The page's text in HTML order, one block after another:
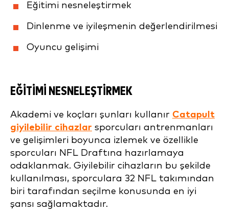
Eğitimi nesneleştirmek
Dinlenme ve iyileşmenin değerlendirilmesi
Oyuncu gelişimi
EĞITIMI NESNELEŞTIRMEK
Akademi ve koçları şunları kullanır Catapult
giyilebilir cihazlar sporcuları antrenmanları
ve gelişimleri boyunca izlemek ve özellikle
sporcuları NFL Draftına hazırlamaya
odaklanmak. Giyilebilir cihazların bu şekilde
kullanılması, sporculara 32 NFL takımından
biri tarafından seçilme konusunda en iyi
şansı sağlamaktadır.